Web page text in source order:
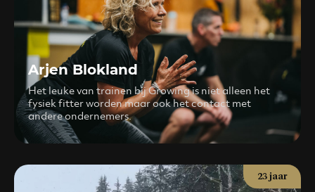
Arjen Blokland
Het leuke van trainen bij Growing is niet alleen het
fysiek fitter worden maar ook het contact met
andere ondernemers.
23 jaar